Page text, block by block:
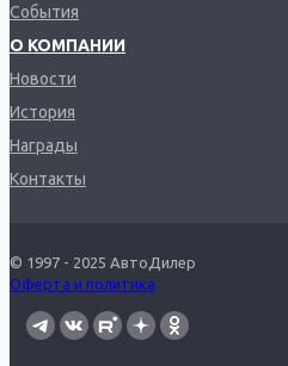
События
О КОМПАНИИ
Новости
История
Награды
Контакты
© 1997 - 2025 АвтоДилер
Оферта и политика